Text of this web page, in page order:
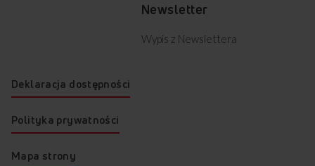
Newsletter
Wypis z Newslettera
Deklaracja dostępności
Polityka prywatności
Mapa strony